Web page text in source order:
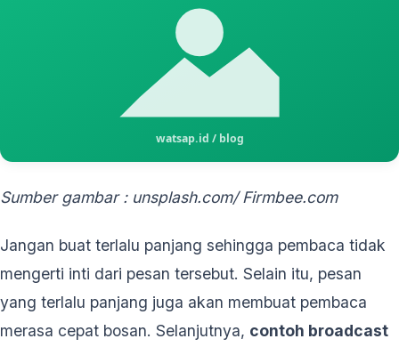
Sumber gambar : unsplash.com/ Firmbee.com
Jangan buat terlalu panjang sehingga pembaca tidak
mengerti inti dari pesan tersebut. Selain itu, pesan
yang terlalu panjang juga akan membuat pembaca
merasa cepat bosan. Selanjutnya, contoh broadcast